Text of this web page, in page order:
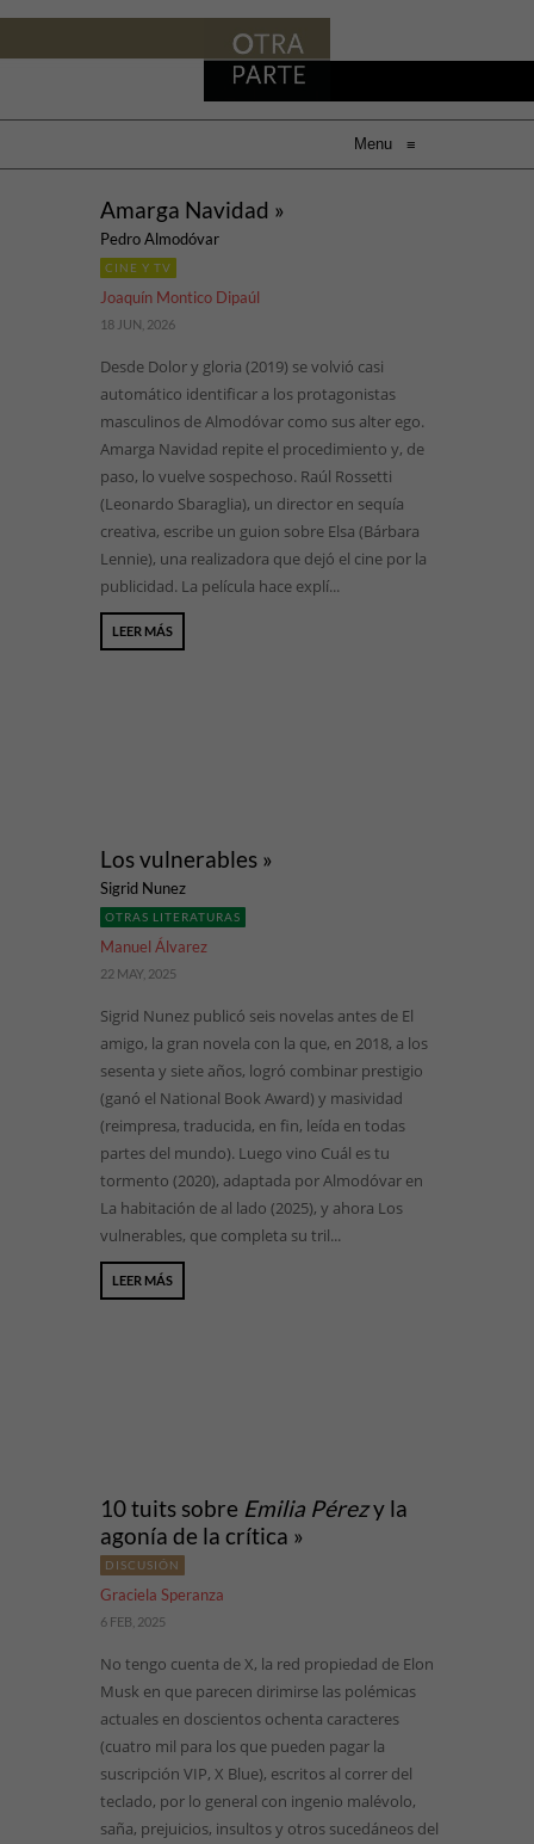
Menu ≡
Amarga Navidad »
Pedro Almodóvar
CINE Y TV
Joaquín Montico Dipaúl
18 JUN, 2026
Desde Dolor y gloria (2019) se volvió casi
automático identificar a los protagonistas
masculinos de Almodóvar como sus alter ego.
Amarga Navidad repite el procedimiento y, de
paso, lo vuelve sospechoso. Raúl Rossetti
(Leonardo Sbaraglia), un director en sequía
creativa, escribe un guion sobre Elsa (Bárbara
Lennie), una realizadora que dejó el cine por la
publicidad. La película hace explí...
LEER MÁS
Los vulnerables »
Sigrid Nunez
OTRAS LITERATURAS
Manuel Álvarez
22 MAY, 2025
Sigrid Nunez publicó seis novelas antes de El
amigo, la gran novela con la que, en 2018, a los
sesenta y siete años, logró combinar prestigio
(ganó el National Book Award) y masividad
(reimpresa, traducida, en fin, leída en todas
partes del mundo). Luego vino Cuál es tu
tormento (2020), adaptada por Almodóvar en
La habitación de al lado (2025), y ahora Los
vulnerables, que completa su tril...
LEER MÁS
10 tuits sobre Emilia Pérezy la
agonía de la crítica »
DISCUSIÓN
Graciela Speranza
6 FEB, 2025
No tengo cuenta de X, la red propiedad de Elon
Musk en que parecen dirimirse las polémicas
actuales en doscientos ochenta caracteres
(cuatro mil para los que pueden pagar la
suscripción VIP, X Blue), escritos al correr del
teclado, por lo general con ingenio malévolo,
saña, prejuicios, insultos y otros sucedáneos del